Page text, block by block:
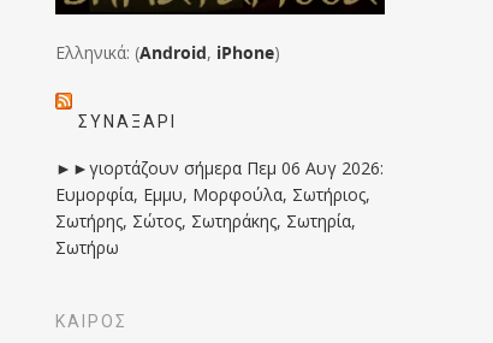
Ελληνικά: (Android, iPhone)
ΣΥΝΑΞΆΡΙ
►►γιορτάζουν σήμερα Πεμ 06 Αυγ 2026:
Ευμορφία, Εμμυ, Μορφούλα, Σωτήριος,
Σωτήρης, Σώτος, Σωτηράκης, Σωτηρία,
Σωτήρω
ΚΑΙΡΟΣ